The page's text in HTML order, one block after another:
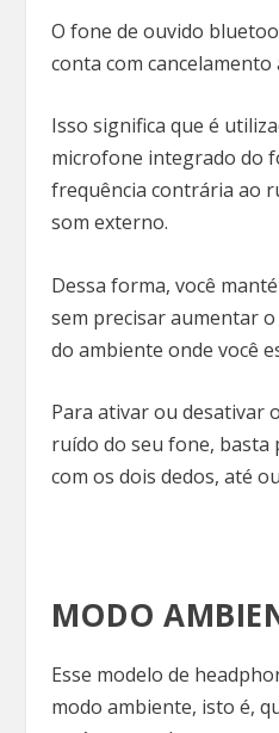
O fone de ouvido
conta com
Isso significa que é
microfone integrado do
frequência contrária ao
som externo.
Dessa forma, você
sem precisar aumentar
do ambiente onde você
Para ativar ou desativar
ruído do seu fone, basta
com os dois dedos, até
MODO
Esse modelo de
modo ambiente, isto é,